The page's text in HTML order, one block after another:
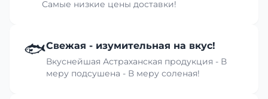
Самые низкие цены доставки!
🐟Свежая - изумительная на вкус!
Вкуснейшая Астраханская продукция - В
меру подсушена - В меру соленая!